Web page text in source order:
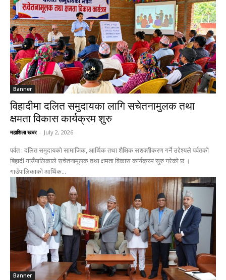
Banner
विहादीमा दलित समुदायका लागि सचेतनामुलक तथा
क्षमता विकास कार्यक्रम शुरु
महाशिला खबर - July 2, 2026
पर्वत : दलित समुदायको सामाजिक, आर्थिक तथा शैक्षिक सशक्तीकरण गर्ने उद्देश्यले पर्वतको
बिहादी गाउँपालिकाले सचेतनामूलक तथा क्षमता विकास कार्यक्रम सुरु गरेको छ ।
गाउँपालिकाको आर्थिक...
Banner